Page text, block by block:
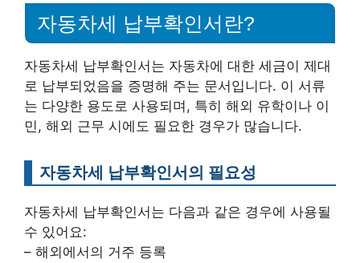
자동차세 납부확인서란?
자동차세 납부확인서는 자동차에 대한 세금이 제대
로 납부되었음을 증명해 주는 문서입니다. 이 서류
는 다양한 용도로 사용되며, 특히 해외 유학이나 이
민, 해외 근무 시에도 필요한 경우가 많습니다.
자동차세 납부확인서의 필요성
자동차세 납부확인서는 다음과 같은 경우에 사용될
수 있어요:
– 해외에서의 거주 등록